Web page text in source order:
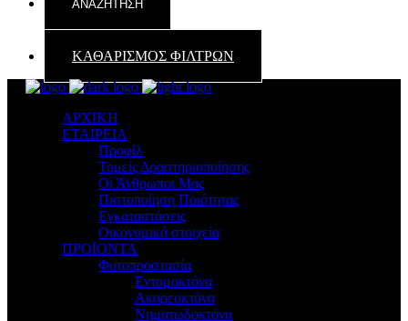
ΚΑΘΑΡΙΣΜΟΣ ΦΙΛΤΡΩΝ
ΑΡΧΙΚΗ
ΕΤΑΙΡΕΙΑ
Προφίλ
Τομείς Δραστηριοποίησης
Οι Άνθρωποι Μας
Πιστοποίηση Ποιότητας
Εγκαταστάσεις
Οικονομικά στοιχεία
ΠΡΟΪΟΝΤΑ
Φυτοπροστασία
Εντομοκτόνα
Ακαρεοκτόνα
Νηματωδοκτόνα